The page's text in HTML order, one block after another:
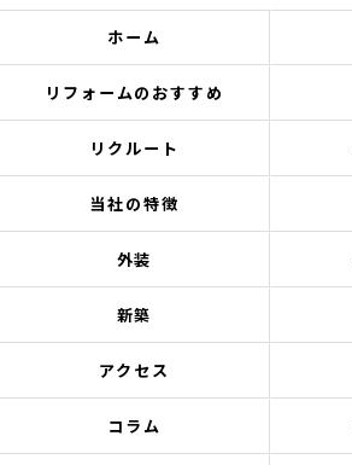
ホーム
リフォームのおすすめ
リクルート
当社の特徴
外装
新築
アクセス
コラム